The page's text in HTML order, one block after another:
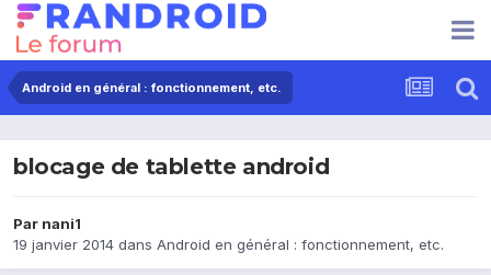
Android en général : fonctionnement, etc.
blocage de tablette android
Par nani1
19 janvier 2014 dans Android en général : fonctionnement, etc.